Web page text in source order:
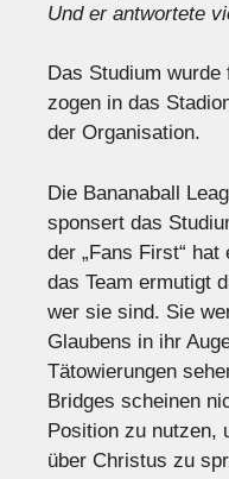
Und er antwortete
Das Studium wurde
zogen in das
der Organisation.
Die Bananaball
sponsert das
der „Fans First“
das Team ermutigt
wer sie sind. Sie
Glaubens in ihr
Tätowierungen
Bridges scheinen
Position zu nutzen,
über Christus zu